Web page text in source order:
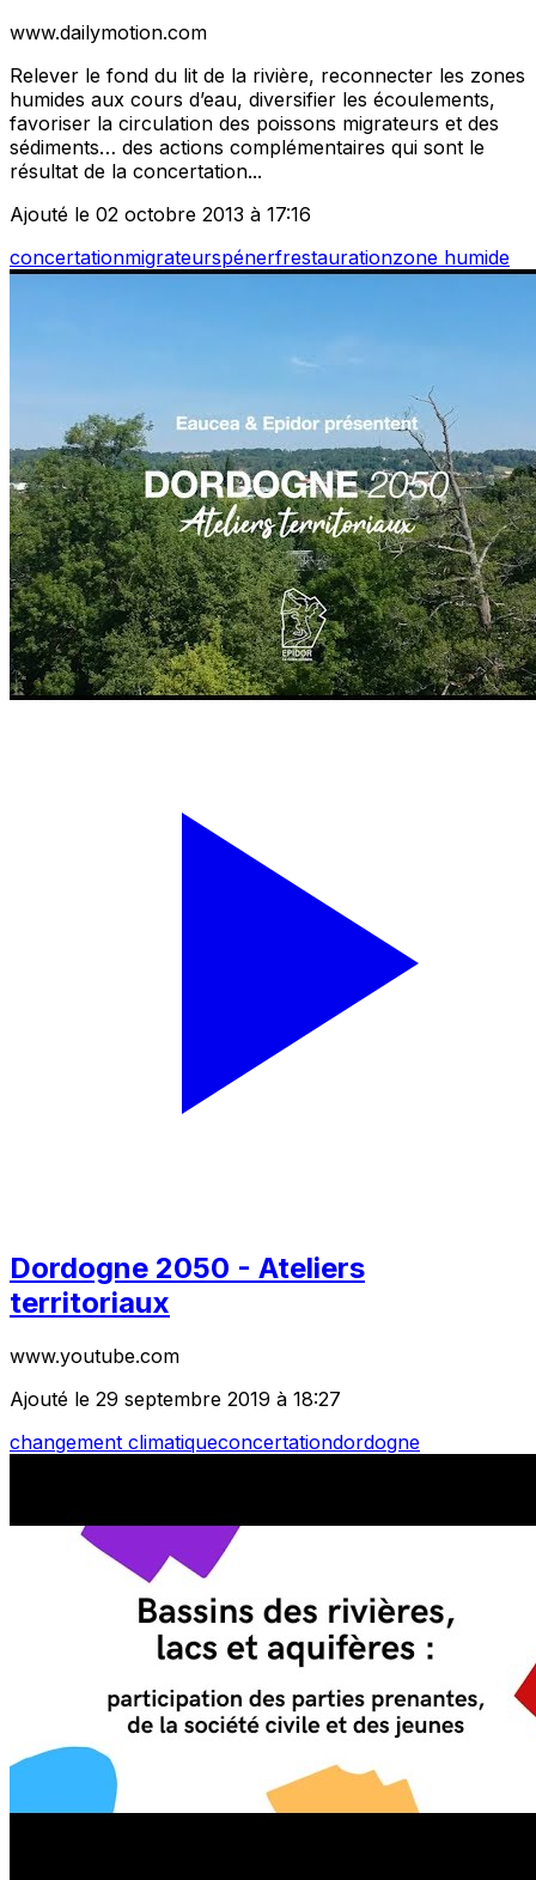
www.dailymotion.com
Relever le fond du lit de la rivière, reconnecter les zones
humides aux cours d’eau, diversifier les écoulements,
favoriser la circulation des poissons migrateurs et des
sédiments… des actions complémentaires qui sont le
résultat de la concertation...
Ajouté le 02 octobre 2013 à 17:16
concertationmigrateurspénerfrestaurationzone humide
Dordogne 2050 - Ateliers
territoriaux
www.youtube.com
Ajouté le 29 septembre 2019 à 18:27
changement climatiqueconcertationdordogne